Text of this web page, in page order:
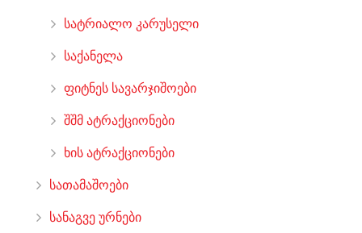
სატრიალო კარუსელი
საქანელა
ფიტნეს სავარჯიშოები
შშმ ატრაქციონები
ხის ატრაქციონები
სათამაშოები
სანაგვე ურნები